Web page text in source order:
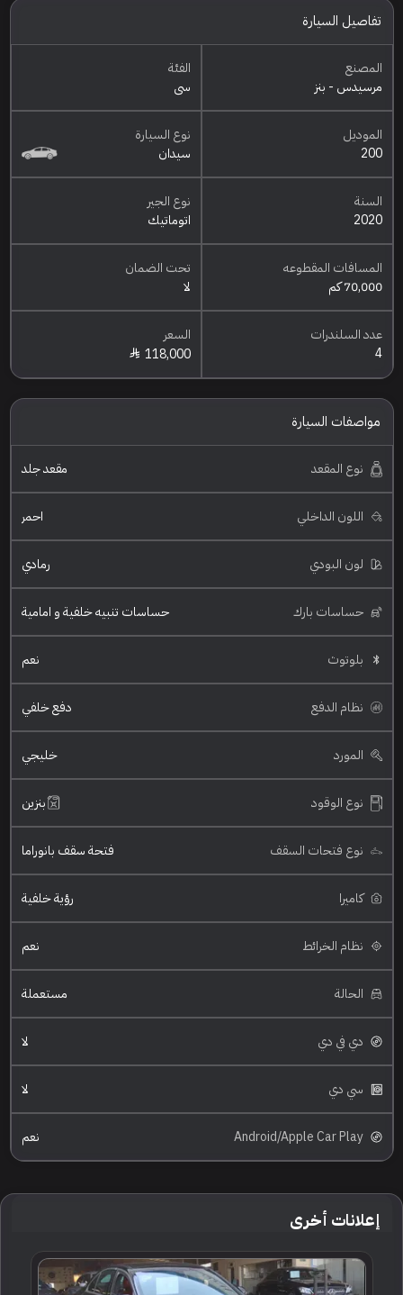
تفاصيل السيارة
المصنع
مرسيدس - بنز
الفئة
سي
الموديل
200
نوع السيارة
سيدان
السنة
2020
نوع الجير
اتوماتيك
المسافات المقطوعه
70,000 كم
تحت الضمان
لا
عدد السلندرات
4
السعر
118,000
مواصفات السيارة
نوع المقعد مقعد جلد
اللون الداخلي احمر
لون البودي رمادي
حساسات بارك حساسات تنبيه خلفية و امامية
بلوتوث نعم
نظام الدفع دفع خلفي
المورد خليجي
نوع الوقود بنزين
نوع فتحات السقف فتحة سقف بانوراما
كاميرا رؤية خلفية
نظام الخرائط نعم
الحالة مستعملة
دي في دي لا
سي دي لا
Android/Apple Car Play نعم
إعلانات أخرى